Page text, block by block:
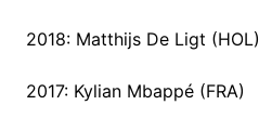
2018: Matthijs De Ligt (HOL)
2017: Kylian Mbappé (FRA)